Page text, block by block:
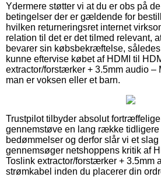
Ydermere støtter vi at du er obs på
betingelser der er gældende for
hvilken returneringsret internet
relation til det er det tilmed relevant,
bevarer sin købsbekræftelse,
kunne eftervise købet af HDMI til
extractor/forstærker + 3.5mm audio –
man er voksen eller et barn.
Trustpilot tilbyder absolut
gennemstøve en lang række tidligere
bedømmelser og derfor slår vi et slag
gennemsøger netshoppens kritik af
Toslink extractor/forstærker + 3.5mm
strømkabel inden du placerer din